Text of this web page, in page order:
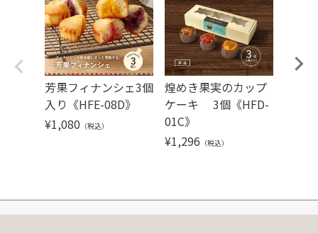
芳果フィナンシェ3個
入り《HFE-08D》
¥1,080 （税込）
煌めき果実のカップ
ケーキ 3個《HFD-
01C》
¥1,296 （税込）